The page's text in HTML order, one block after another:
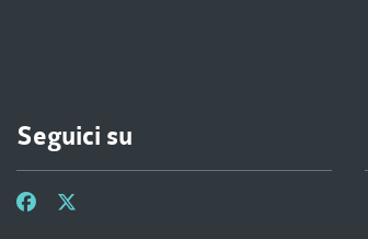
Seguici su